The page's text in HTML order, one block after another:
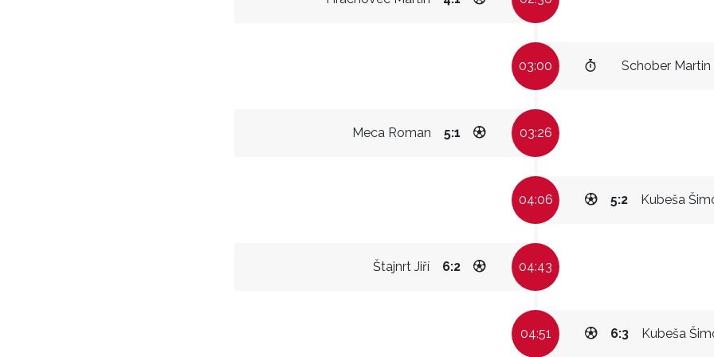
03:00 Schober Martin
Meca Roman 5:1 03:26
04:06 Kubeša
5:2
Štajnrt Jiří 6:2 04:43
04:51 Kubeša
6:3